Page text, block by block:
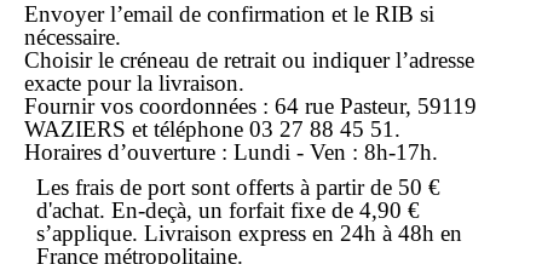
Envoyer l’email de confirmation et le RIB si
nécessaire.
Choisir le créneau de retrait ou indiquer l’adresse
exacte pour la livraison.
Fournir vos coordonnées : 64 rue Pasteur, 59119
WAZIERS et téléphone 03 27 88 45 51 .
Horaires d’ouverture : Lundi - Ven : 8h-17h.
Les frais de port sont offerts à partir de 50 €
d'achat. En-deçà, un forfait fixe de 4,90 €
s’applique. Livraison express en 24h à 48h en
France métropolitaine.